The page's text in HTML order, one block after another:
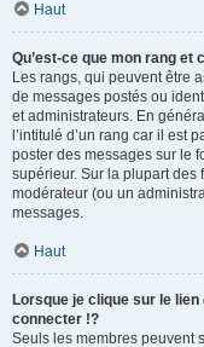
Haut
Qu’est-ce que mon rang et
Les rangs, qui peuvent être
de messages postés ou
et administrateurs. En
l’intitulé d’un rang car il est
poster des messages sur le
supérieur. Sur la plupart des
modérateur (ou un
messages.
Haut
Lorsque je clique sur le lien
connecter !?
Seuls les membres peuvent